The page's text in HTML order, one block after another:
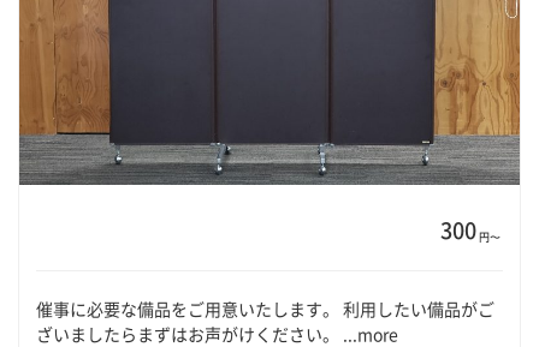
300円〜
催事に必要な備品をご用意いたします。 利用したい備品がご
ざいましたらまずはお声がけください。 ...more